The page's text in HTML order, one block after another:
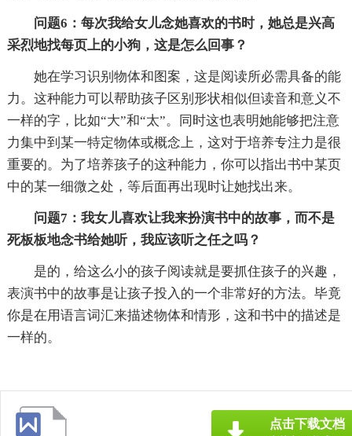
问题6：每次我给女儿念她喜欢的书时，她总是兴高
采烈地找每页上的小狗，这是怎么回事？
她在学习识别物体和图案，这是阅读所必需具备的能
力。这种能力可以帮助孩子区别形状相似但读音和意义不
一样的字，比如“大”和“太”。同时这也表明她能够把注意
力集中到某一特定物体或概念上，这对于培养专注力是很
重要的。为了培养孩子的这种能力，你可以指出书中某页
中的某一细微之处，等后面再出现时让她找出来。
问题7：我女儿喜欢让我来扮演书中的故事，而不是
死板板地念书给她听，我应该听之任之吗？
是的，给这么小的孩子阅读就是要抓住孩子的兴趣，
表演书中的故事是让孩子投入的一个非常好的方法。毕竟
你是在用语言词汇来描述物体和情形，这和书中的描述是
一样的。
点击下载文档